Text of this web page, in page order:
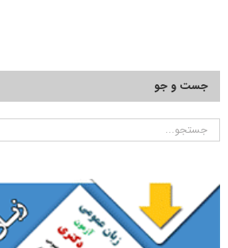
جست و جو
جستجو